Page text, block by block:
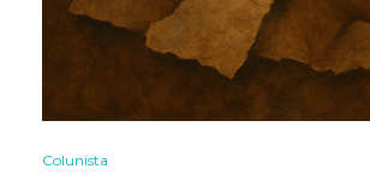
Colunista